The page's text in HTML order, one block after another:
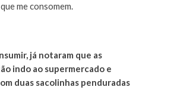
me consomem.
já notaram que as
indo ao supermercado e
duas sacolinhas penduradas